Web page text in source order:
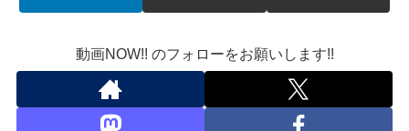
動画NOW!! のフォローをお願いします!!